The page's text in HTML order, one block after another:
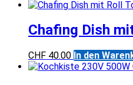
Chafing Dish
CHF 40.00 In den